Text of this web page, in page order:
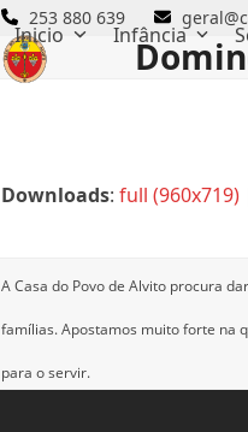
253 880 639
Inicio Infância
Downloads: full (960x719)
A Casa do Povo de Alvito procura
famílias.Apostamos muito forte na
para o servir.